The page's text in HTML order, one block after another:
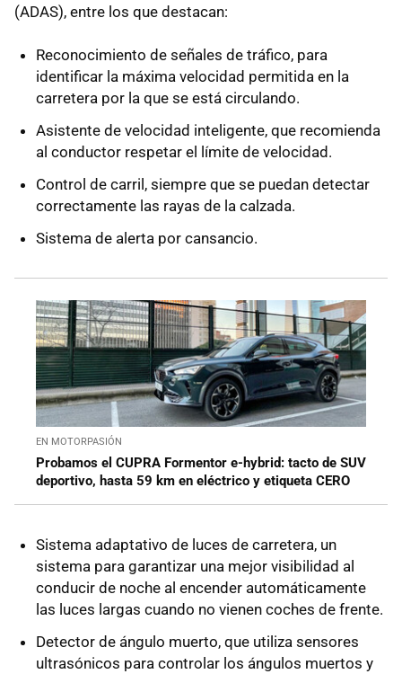
(ADAS), entre los que destacan:
Reconocimiento de señales de tráfico, para
identificar la máxima velocidad permitida en la
carretera por la que se está circulando.
Asistente de velocidad inteligente, que recomienda
al conductor respetar el límite de velocidad.
Control de carril, siempre que se puedan detectar
correctamente las rayas de la calzada.
Sistema de alerta por cansancio.
EN MOTORPASIÓN
Probamos el CUPRA Formentor e-hybrid: tacto de SUV
deportivo, hasta 59 km en eléctrico y etiqueta CERO
Sistema adaptativo de luces de carretera, un
sistema para garantizar una mejor visibilidad al
conducir de noche al encender automáticamente
las luces largas cuando no vienen coches de frente.
Detector de ángulo muerto, que utiliza sensores
ultrasónicos para controlar los ángulos muertos y